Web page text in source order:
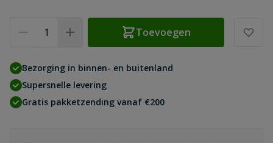
Toevoegen
Bezorging in binnen- en buitenland
Supersnelle levering
Gratis pakketzending vanaf €200